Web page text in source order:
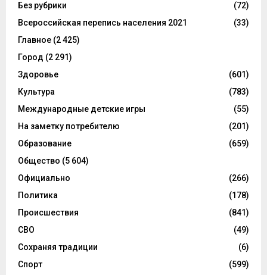
Без рубрики
(72)
Всероссийская перепись населения 2021
(33)
Главное (2 425)
Город (2 291)
Здоровье
(601)
Культура
(783)
Международные детские игры
(55)
На заметку потребителю
(201)
Образование
(659)
Общество (5 604)
Официально
(266)
Политика
(178)
Происшествия
(841)
СВО
(49)
Сохраняя традиции
(6)
Спорт
(599)